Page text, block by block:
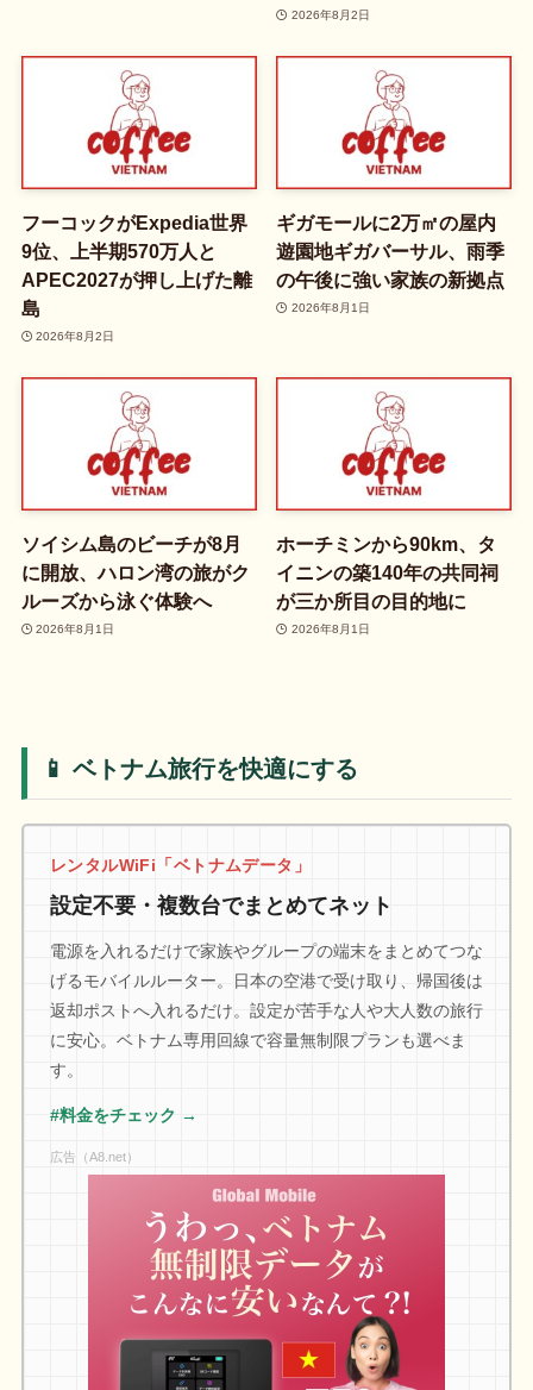
2026年8月2日
フーコックがExpedia世界
9位、上半期570万人と
APEC2027が押し上げた離
島
2026年8月2日
ギガモールに2万㎡の屋内
遊園地ギガバーサル、雨季
の午後に強い家族の新拠点
2026年8月1日
ソイシム島のビーチが8月
に開放、ハロン湾の旅がク
ルーズから泳ぐ体験へ
2026年8月1日
ホーチミンから90km、タ
イニンの築140年の共同祠
が三か所目の目的地に
2026年8月1日
📱 ベトナム旅行を快適にする
レンタルWiFi「ベトナムデータ」
設定不要・複数台でまとめてネット
電源を入れるだけで家族やグループの端末をまとめてつな
げるモバイルルーター。日本の空港で受け取り、帰国後は
返却ポストへ入れるだけ。設定が苦手な人や大人数の旅行
に安心。ベトナム専用回線で容量無制限プランも選べま
す。
#料金をチェック →
広告（A8.net）